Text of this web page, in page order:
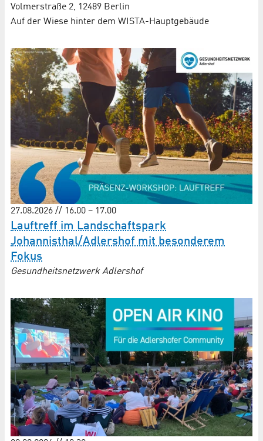
Volmerstraße 2, 12489 Berlin
Auf der Wiese hinter dem WISTA-Hauptgebäude
27.08.2026 // 16.00 – 17.00
Lauftreff im Landschaftspark
Johannisthal/Adlershof mit besonderem
Fokus
Gesundheitsnetzwerk Adlershof